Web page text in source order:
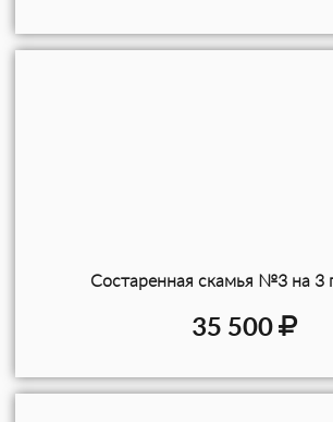
Состаренная скамья №3 на 3
35 500